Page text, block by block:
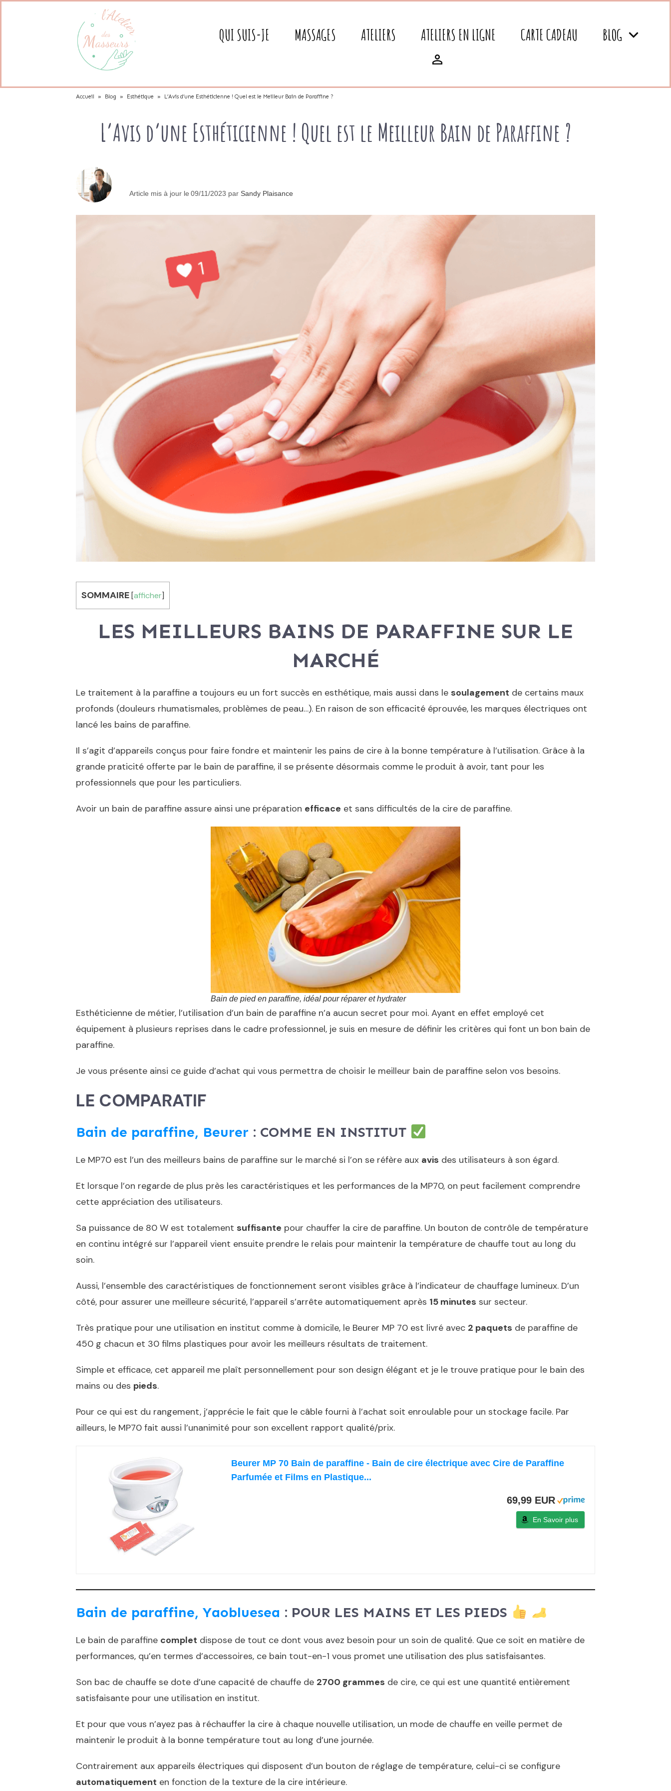
QUI SUIS-JE MASSAGES ATELIERS ATELIERS EN LIGNE CARTE CADEAU BLOG
Accueil » Blog » Esthétique » L’Avis d’une Esthéticienne ! Quel est le Meilleur Bain de Paraffine ?
L’Avis d’une Esthéticienne ! Quel est le Meilleur Bain de Paraffine ?
Article mis à jour le 09/11/2023 par Sandy Plaisance
SOMMAIRE[afficher]
LES MEILLEURS BAINS DE PARAFFINE SUR LE
MARCHÉ
Le traitement à la paraffine a toujours eu un fort succès en esthétique, mais aussi dans le soulagement de certains maux
profonds (douleurs rhumatismales, problèmes de peau…). En raison de son efficacité éprouvée, les marques électriques ont
lancé les bains de paraffine.
Il s’agit d’appareils conçus pour faire fondre et maintenir les pains de cire à la bonne température à l’utilisation. Grâce à la
grande praticité offerte par le bain de paraffine, il se présente désormais comme le produit à avoir, tant pour les
professionnels que pour les particuliers.
Avoir un bain de paraffine assure ainsi une préparation efficace et sans difficultés de la cire de paraffine.
Bain de pied en paraffine, idéal pour réparer et hydrater
Esthéticienne de métier, l’utilisation d’un bain de paraffine n’a aucun secret pour moi. Ayant en effet employé cet
équipement à plusieurs reprises dans le cadre professionnel, je suis en mesure de définir les critères qui font un bon bain de
paraffine.
Je vous présente ainsi ce guide d’achat qui vous permettra de choisir le meilleur bain de paraffine selon vos besoins.
LE COMPARATIF
Bain de paraffine, Beurer : COMME EN INSTITUT
Le MP70 est l’un des meilleurs bains de paraffine sur le marché si l’on se réfère aux avis des utilisateurs à son égard.
Et lorsque l’on regarde de plus près les caractéristiques et les performances de la MP70, on peut facilement comprendre
cette appréciation des utilisateurs.
Sa puissance de 80 W est totalement suffisante pour chauffer la cire de paraffine. Un bouton de contrôle de température
en continu intégré sur l’appareil vient ensuite prendre le relais pour maintenir la température de chauffe tout au long du
soin.
Aussi, l’ensemble des caractéristiques de fonctionnement seront visibles grâce à l’indicateur de chauffage lumineux. D’un
côté, pour assurer une meilleure sécurité, l’appareil s’arrête automatiquement après 15 minutes sur secteur.
Très pratique pour une utilisation en institut comme à domicile, le Beurer MP 70 est livré avec 2 paquets de paraffine de
450 g chacun et 30 films plastiques pour avoir les meilleurs résultats de traitement.
Simple et efficace, cet appareil me plaît personnellement pour son design élégant et je le trouve pratique pour le bain des
mains ou des pieds.
Pour ce qui est du rangement, j’apprécie le fait que le câble fourni à l’achat soit enroulable pour un stockage facile. Par
ailleurs, le MP70 fait aussi l’unanimité pour son excellent rapport qualité/prix.
Beurer MP 70 Bain de paraffine - Bain de cire électrique avec Cire de Paraffine
Parfumée et Films en Plastique...
69,99 EUR
En Savoir plus
Bain de paraffine, Yaobluesea : POUR LES MAINS ET LES PIEDS
Le bain de paraffine complet dispose de tout ce dont vous avez besoin pour un soin de qualité. Que ce soit en matière de
performances, qu’en termes d’accessoires, ce bain tout-en-1 vous promet une utilisation des plus satisfaisantes.
Son bac de chauffe se dote d’une capacité de chauffe de 2700 grammes de cire, ce qui est une quantité entièrement
satisfaisante pour une utilisation en institut.
Et pour que vous n’ayez pas à réchauffer la cire à chaque nouvelle utilisation, un mode de chauffe en veille permet de
maintenir le produit à la bonne température tout au long d’une journée.
Contrairement aux appareils électriques qui disposent d’un bouton de réglage de température, celui-ci se configure
automatiquement en fonction de la texture de la cire intérieure.